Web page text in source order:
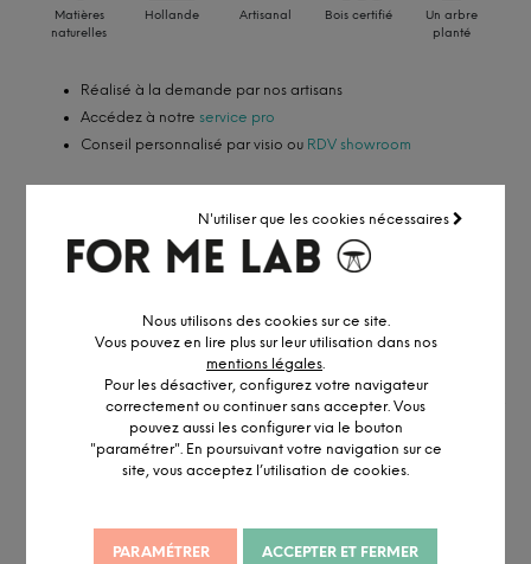
N'utiliser que les cookies nécessaires
Nous utilisons des cookies sur ce site.
Vous pouvez en lire plus sur leur utilisation dans nos
mentions légales.
Pour les désactiver, configurez votre navigateur
correctement ou continuer sans accepter. Vous
pouvez aussi les configurer via le bouton
"paramétrer". En poursuivant votre navigation sur ce
site, vous acceptez l’utilisation de cookies.
PARAMÉTRER ACCEPTER ET FERMER
Matières
naturelles
Hollande Artisanal Bois certifié
Un arbre
planté
Réalisé à la demande par nos artisans
Accédez à notre service pro
Conseil personnalisé par visio ou RDV showroom
DESCRIPTION DÉTAILLÉE
INFORMATION ET PERSONNALISATION
Avec son jeu de transparence et ses arcs qui se multiplient, les
pieds réalisés en chêne massif s’approchent d’une oeuvre d’art
et interpellent. Associée à un plateau rond en chêne et aux
bords biseautés, cettetable contemporainea été réfléchie
jusqu’au moindre détail.